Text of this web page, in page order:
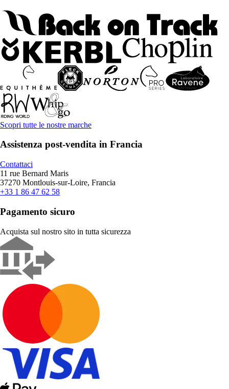
Scopri tutte le nostre marche
Assistenza post-vendita in Francia
Contattaci
11 rue Bernard Maris
37270 Montlouis-sur-Loire, Francia
+33 1 86 47 62 58
Pagamento sicuro
Acquista sul nostro sito in tutta sicurezza